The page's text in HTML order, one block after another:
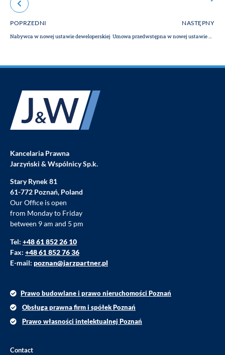
POPRZEDNI
Nabywca w nowej ustawie deweloperskiej
NASTĘPNY
Umowa przedwstępna w nowej ustawie deweloperskiej
Kancelaria Prawna
Jarzyński & Wspólnicy Sp.k.
Stary Rynek 81
61-772 Poznań, Poland
Our Office is open
from Monday to Friday
between 9 am and 5 pm
Tel: +48 61 852 26 10
Fax: +48 61 852 76 36
E-mail: poznan@jarzpartner.pl
Prawo budowlane i prawo nieruchomości Poznań
Obsługa prawna firm i spółek Poznań
Prawo własności intelektualnej Poznań
Contact